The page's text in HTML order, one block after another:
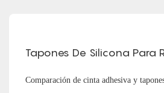
Tapones De Silicona Para
Comparación de cinta adhesiva y